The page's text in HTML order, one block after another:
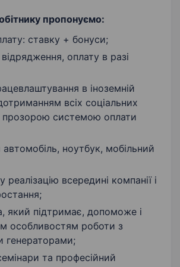
пропонуємо:
ставку + бонуси;
оплату в разі
в іноземній
всіх соціальних
прозорою системою оплати
ноутбук, мобільний
реалізацію всередині компанії і
який підтримає, допоможе і
особливостям роботи з
генераторами;
та професійний